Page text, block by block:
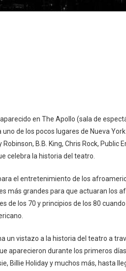
en The Apollo (sala de
de los pocos lugares de Nueva
B.B. King, Chris Rock, Public
celebra la historia del teatro.
el entretenimiento de los
más grandes para que actuaran los
de los 70 y principios de los 80
un vistazo a la historia del teatro a
aparecieron durante los primeros
Billie Holiday y muchos más, hasta